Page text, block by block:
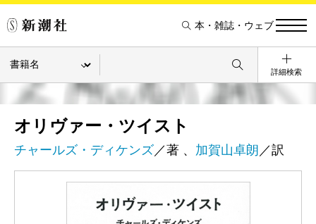
本・雑誌・ウェブ
詳細検索
オリヴァー・ツイスト
チャールズ・ディケンズ／著 、 加賀山卓朗 ／訳